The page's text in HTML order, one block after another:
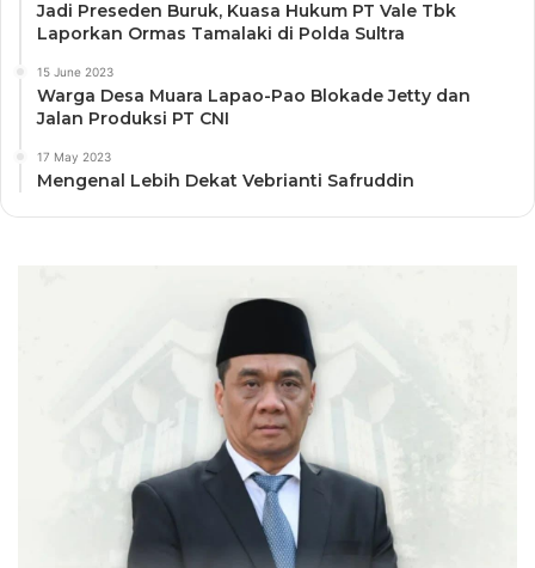
Jadi Preseden Buruk, Kuasa Hukum PT Vale Tbk
Laporkan Ormas Tamalaki di Polda Sultra
15 June 2023
Warga Desa Muara Lapao-Pao Blokade Jetty dan
Jalan Produksi PT CNI
17 May 2023
Mengenal Lebih Dekat Vebrianti Safruddin